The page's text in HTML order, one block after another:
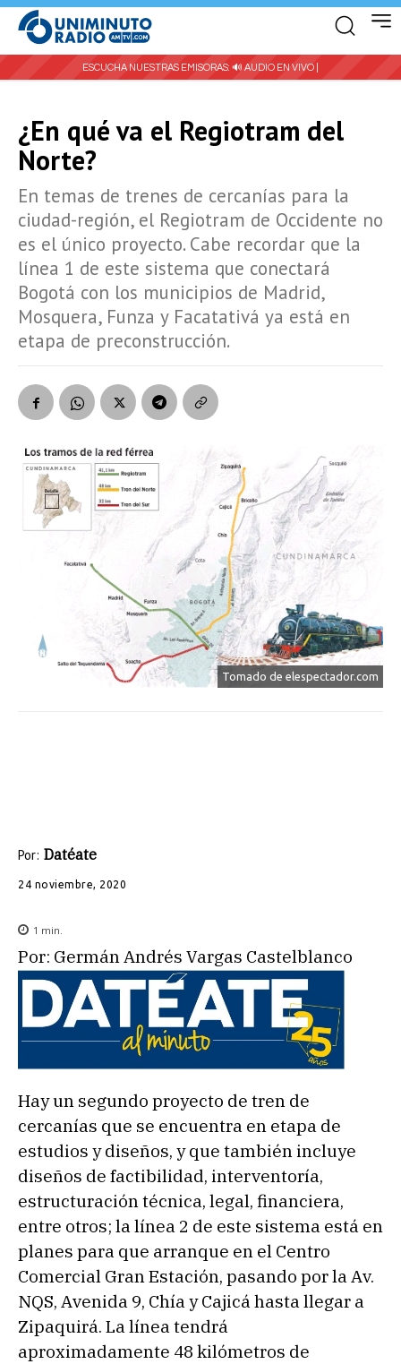
ESCUCHA NUESTRAS EMISORAS: 🔊 AUDIO EN VIVO |
¿En qué va el Regiotram del
Norte?
En temas de trenes de cercanías para la
ciudad-región, el Regiotram de Occidente no
es el único proyecto. Cabe recordar que la
línea 1 de este sistema que conectará
Bogotá con los municipios de Madrid,
Mosquera, Funza y Facatativá ya está en
etapa de preconstrucción.
Tomado de elespectador.com
Por: Datéate
24 noviembre, 2020
1 min.
Por: Germán Andrés Vargas Castelblanco
Hay un segundo proyecto de tren de
cercanías que se encuentra en etapa de
estudios y diseños, y que también incluye
diseños de factibilidad, interventoría,
estructuración técnica, legal, financiera,
entre otros; la línea 2 de este sistema está en
planes para que arranque en el Centro
Comercial Gran Estación, pasando por la Av.
NQS, Avenida 9, Chía y Cajicá hasta llegar a
Zipaquirá. La línea tendrá
aproximadamente 48 kilómetros de